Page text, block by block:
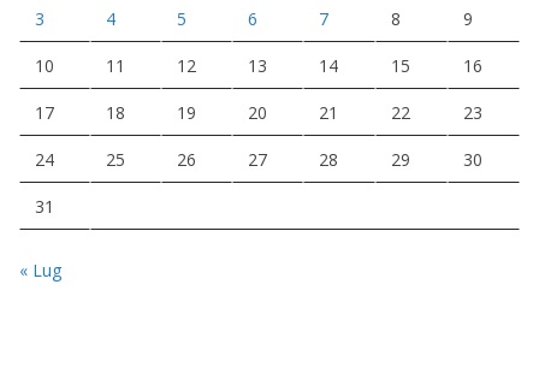
3 4 5 6 7 8 9
10 11 12 13 14 15 16
17 18 19 20 21 22 23
24 25 26 27 28 29 30
31
« Lug